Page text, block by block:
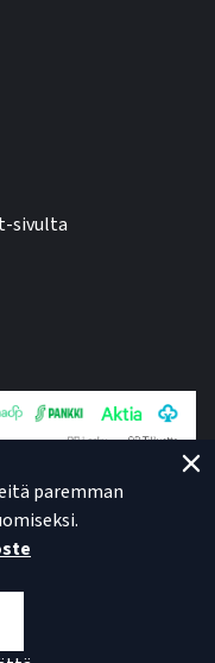
sivulta
paremman